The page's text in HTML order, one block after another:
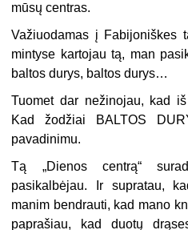
mūsų centras.
Važiuodamas į Fabijoniškes
mintyse kartojau tą, man
baltos durys, baltos durys…
Tuomet dar nežinojau, kad
Kad žodžiai BALTOS
pavadinimu.
Tą „Dienos centrą“
pasikalbėjau. Ir supratau,
manim bendrauti, kad mano
paprašiau, kad duotų